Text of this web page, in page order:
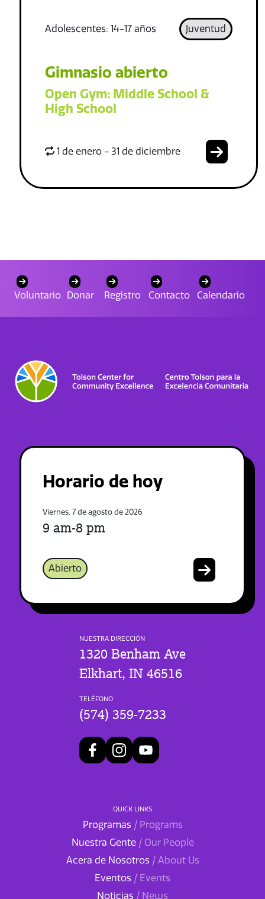
Adolescentes: 14-17 años Juventud
Gimnasio abierto
Open Gym: Middle School &
High School
1 de enero - 31 de diciembre
Voluntario Donar Registro Contacto Calendario
Horario de hoy
Viernes, 7 de agosto de 2026
9 am-8 pm
Abierto
NUESTRA DIRECCIÓN
1320 Benham Ave
Elkhart, IN 46516
TELÉFONO
(574) 359-7233
QUICK LINKS
Programas / Programs
Nuestra Gente / Our People
Acera de Nosotros / About Us
Eventos / Events
Noticias / News